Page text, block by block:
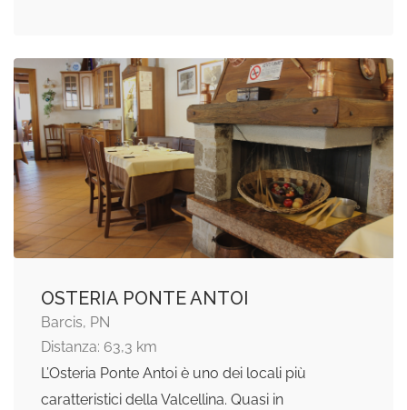
OSTERIA PONTE ANTOI
Barcis, PN
Distanza: 63,3 km
L’Osteria Ponte Antoi è uno dei locali più
caratteristici della Valcellina. Quasi in